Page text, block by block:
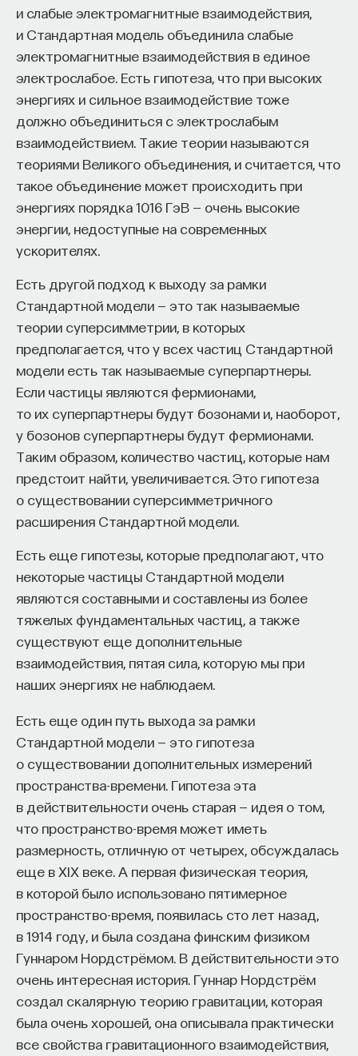
и слабые электромагнитные взаимодействия,
и Стандартная модель объединила слабые
электромагнитные взаимодействия в единое
электрослабое. Есть гипотеза, что при высоких
энергиях и сильное взаимодействие тоже
должно объединиться с электрослабым
взаимодействием. Такие теории называются
теориями Великого объединения, и считается, что
такое объединение может происходить при
энергиях порядка 1016 ГэВ — очень высокие
энергии, недоступные на современных
ускорителях.
Есть другой подход к выходу за рамки
Стандартной модели — это так называемые
теории суперсимметрии, в которых
предполагается, что у всех частиц Стандартной
модели есть так называемые суперпартнеры.
Если частицы являются фермионами,
то их суперпартнеры будут бозонами и, наоборот,
у бозонов суперпартнеры будут фермионами.
Таким образом, количество частиц, которые нам
предстоит найти, увеличивается. Это гипотеза
о существовании суперсимметричного
расширения Стандартной модели.
Есть еще гипотезы, которые предполагают, что
некоторые частицы Стандартной модели
являются составными и составлены из более
тяжелых фундаментальных частиц, а также
существуют еще дополнительные
взаимодействия, пятая сила, которую мы при
наших энергиях не наблюдаем.
Есть еще один путь выхода за рамки
Стандартной модели — это гипотеза
о существовании дополнительных измерений
пространства-времени. Гипотеза эта
в действительности очень старая — идея о том,
что пространство-время может иметь
размерность, отличную от четырех, обсуждалась
еще в XIX веке. А первая физическая теория,
в которой было использовано пятимерное
пространство-время, появилась сто лет назад,
в 1914 году, и была создана финским физиком
Гуннаром Нордстрёмом. В действительности это
очень интересная история. Гуннар Нордстрём
создал скалярную теорию гравитации, которая
была очень хорошей, она описывала практически
все свойства гравитационного взаимодействия,
Одно преимущество этой системы состоит
в том, что возникающие градиенты концентрации
гормонов могут также разделить организм
на части, в которых могут выполняться разные
программы. Например, ноги могут выполнять
программу, которая будет отличаться от той,
по которой действует позвоночный столб, причем
вне зависимости от того, сколько ног у этого
организма. И, основываясь на информации,
которая приходит от разных сенсоров, организм
может переключаться между программами.
Например, если аккумулятор садится, «голодный»
«сытый» организм. Таким образом, эта программа,
построенная по прообразу системы
гормональной регуляции животных, берет
в расчет форму тела, благодаря сенсорам
реагирует на условия среды и может управлять
поведением или механизмом принятия решений
о том, как себя вести. Эта система была
разработана мной в сотрудничестве с моими
коллегами — докторами Хайко Хаманном,
Юргеном Страднером и Паямом Захадатом.
Мы использовали подходEvo-Devo
развития), который являет собой сочетание
биологии развития и эволюционной теории.
Согласно этому подходу эмбриогенез
и эволюция — взаимосвязанные процессы,
поскольку эволюция основана на генных
адаптациях, которые влекут за собой адаптацию
развивающегося организма, и то, насколько
организм приспособлен к условиям, влияет на его
эволюционную судьбу. В наших методах, таких
как вышеописанные ВЭ и ИГГС, все программы/
правила встроены в структуру данных,
называемую «геномом», и путем применения
эти геномы в зависимости от того, насколько
организм преуспевает. Мы также пользуемся
экологическими знаниями при разработке таких
множество искусственных организмов, «живших»
в одной среде обитания, что могло порождать
сотрудничество и конкуренцию. Мы разработали
организмы в такие условия, где они должны были
либо конкурировать, либо сотрудничать